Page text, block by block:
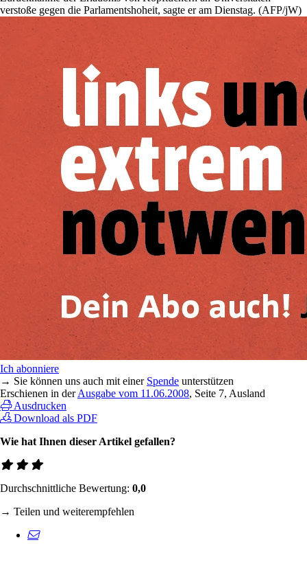
verstoße gegen die Parlamentshoheit, sagte er am Dienstag. (AFP/jW)
Ich abonniere
→ Sie können uns auch mit einer Spende unterstützen
Erschienen in derAusgabe vom 11.06.2008, Seite 7, Ausland
Ausdrucken
Download als PDF
Wie hat Ihnen dieser Artikel gefallen?
Durchschnittliche Bewertung: 0,0
→ Teilen und weiterempfehlen